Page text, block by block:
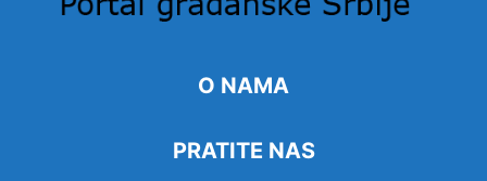
O NAMA
PRATITE NAS